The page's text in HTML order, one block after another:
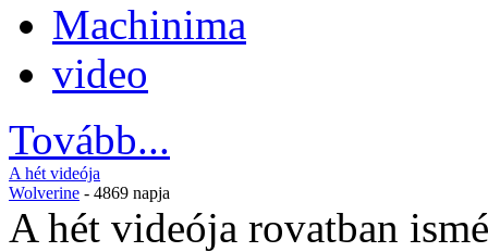
Machinima
video
Tovább...
A hét videója
Wolverine - 4869 napja
A hét videója rovatban